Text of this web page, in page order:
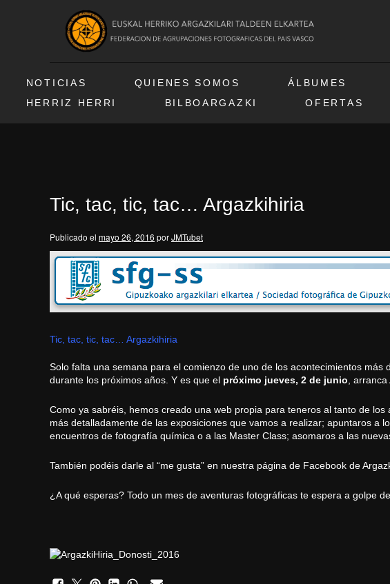
NOTICIAS QUIENES SOMOS ÁLBUMES
HERRIZ HERRI
BILBOARGAZKI OFERTAS
Tic, tac, tic, tac… Argazkihiria
Publicado el mayo 26, 2016 porJMTubet
Tic, tac, tic, tac… Argazkihiria
Solo falta una semana para el comienzo de uno de los acontecimientos más
durante los próximos años. Y es que el próximo jueves, 2 de junio , arranca
Como ya sabréis, hemos creado una web propia para teneros al tanto de los
más detalladamente de las exposiciones que vamos a realizar; apuntaros a
encuentros de fotografía química o a las Master Class; asomaros a las
También podéis darle al “me gusta” en nuestra página de Facebook de
¿A qué esperas? Todo un mes de aventuras fotográficas te espera a golpe